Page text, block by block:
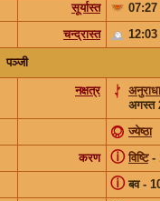
सूर्यास्त
07:27
चन्द्रास्त 12:03
पञ्जी
नक्षत्र
अनुराधा
अगस्त
ज्येष्ठा
करण विष्टि-
ⓘ
बव -
ⓘ